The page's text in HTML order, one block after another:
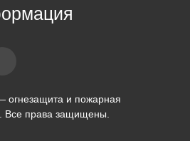
и пожарная
Все права защищены.